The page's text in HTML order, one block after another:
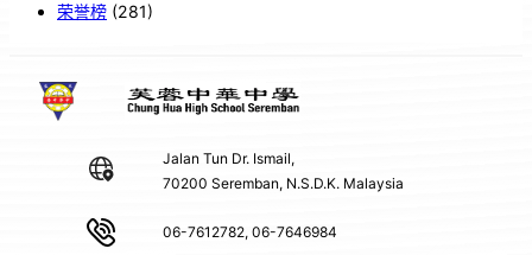
荣誉榜 (281)
Jalan Tun Dr. Ismail,
70200 Seremban, N.S.D.K. Malaysia
06-7612782, 06-7646984